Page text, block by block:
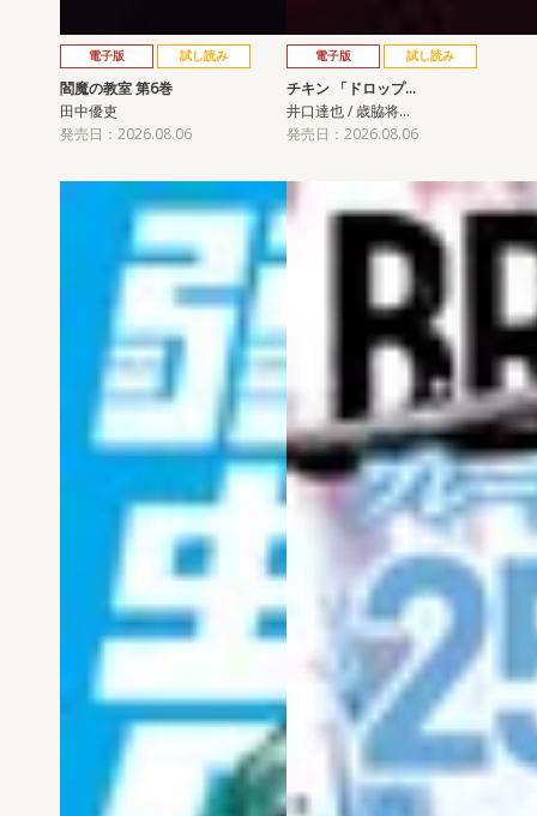
電子版 試し読み
閻魔の教室 第6巻
田中優吏
発売日：2026.08.06
電子版 試し読み
チキン 「ドロップ…
井口達也 / 歳脇将…
発売日：2026.08.06